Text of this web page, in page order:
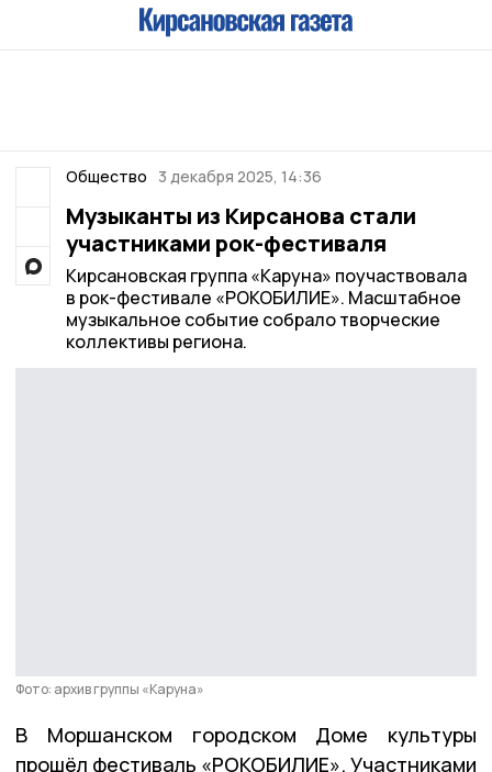
Общество 3 декабря 2025, 14:36
Музыканты из Кирсанова стали
участниками рок-фестиваля
Кирсановская группа «Каруна» поучаствовала
в рок-фестивале «РОКОБИЛИЕ». Масштабное
музыкальное событие собрало творческие
коллективы региона.
Фото: архив группы «Каруна»
В Моршанском городском Доме культуры
прошёл фестиваль «РОКОБИЛИЕ». Участниками